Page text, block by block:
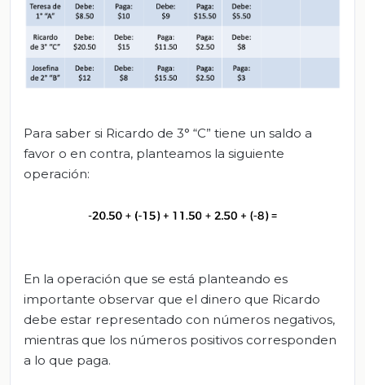
Para saber si Ricardo de 3° “C” tiene un saldo a
favor o en contra, planteamos la siguiente
operación:
En la operación que se está planteando es
importante observar que el dinero que Ricardo
debe estar representado con números negativos,
mientras que los números positivos corresponden
a lo que paga.